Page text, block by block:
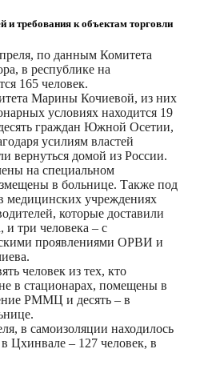
требования к объектам торговли
по данным Комитета
в республике на
165 человек.
Марины Кочиевой, из них
условиях находится 19
граждан Южной Осетии,
усилиям властей
вернуться домой из России.
на специальном
в больнице. Также под
медицинских учреждениях
которые доставили
и три человека – с
проявлениями ОРВИ и
человек из тех, кто
в стационарах, помещены в
РММЦ и десять – в
в самоизоляции находилось
Цхинвале – 127 человек, в